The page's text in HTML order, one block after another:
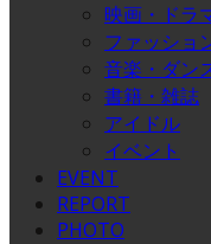
映画・ドラ
ファッショ
音楽・ダン
書籍・雑誌
アイドル
イベント
EVENT
REPORT
PHOTO